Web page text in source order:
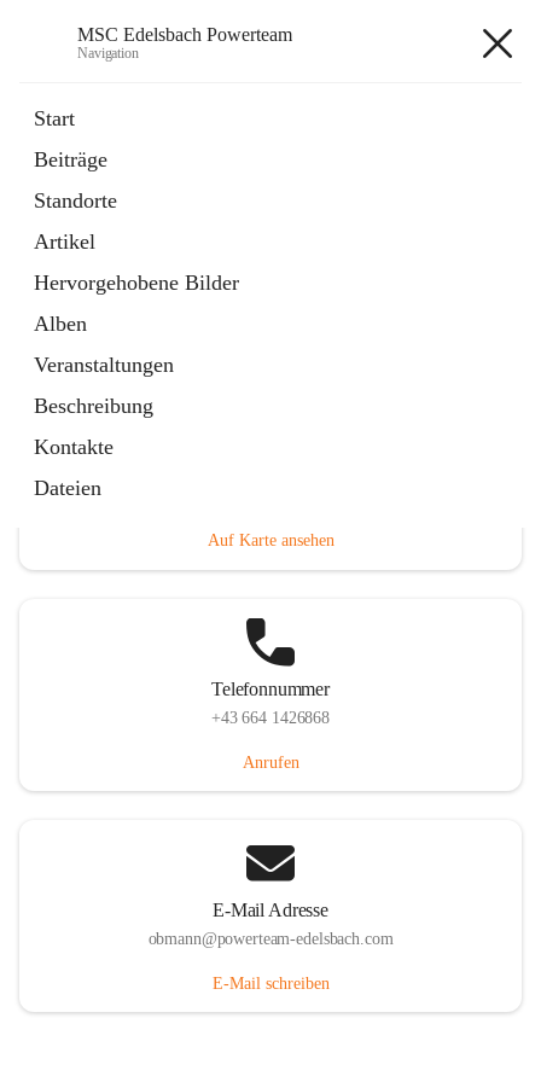
MSC Edelsbach Powerteam
Navigation
Start
Beiträge
Standorte
Artikel
Hervorgehobene Bilder
Alben
Veranstaltungen
Beschreibung
Kontakte
Dateien
Datei
in
Tab
Unsere Modellautobahn LIVE
Artikel
öffnet
in
neuem
Tab
Edelsbach 75a, 8332 Edelsbach bei Feldbach, AUT
Auf Karte ansehen
Telefonnummer
+43 664 1426868
Anrufen
E-Mail Adresse
obmann@powerteam-edelsbach.com
E-Mail schreiben